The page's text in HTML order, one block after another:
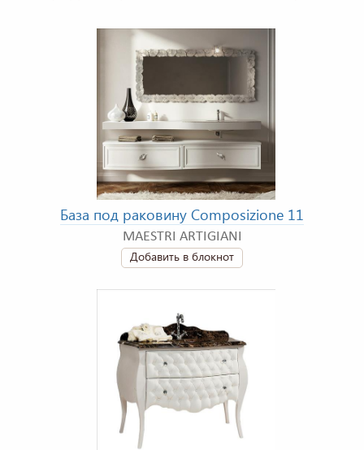
База под раковину Composizione 11
MAESTRI ARTIGIANI
Добавить в блокнот